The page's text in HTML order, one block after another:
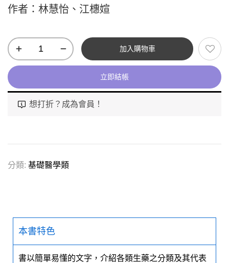
作者：林慧怡、江橞媗
加入購物車
立即結帳
想打折？成為會員！
分類: 基礎醫學類
本書特色
書以簡單易懂的文字，介紹各類生藥之分類及其代表